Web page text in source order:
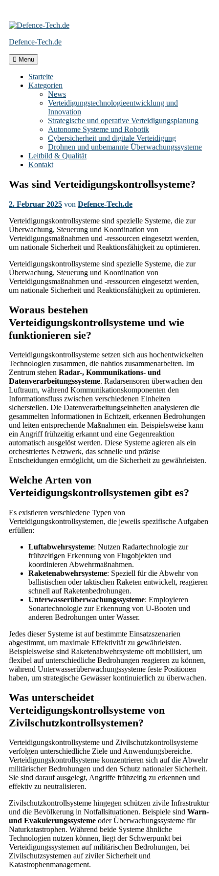
Skip
content
Defence-Tech.de
Menu
Starteite
Kategorien
News
Verteidigungstechnologieentwicklung und
Innovation
Strategische und operative Verteidigungsplanung
Autonome Systeme und Robotik
Cybersicherheit und digitale Verteidigung
Drohnen und unbemannte Überwachungssysteme
Leitbild & Qualität
Kontakt
Was sind Verteidigungskontrollsysteme?
2. Februar 2025 von Defence-Tech.de
Verteidigungskontrollsysteme sind spezielle Systeme, die zur
Überwachung, Steuerung und Koordination von
Verteidigungsmaßnahmen und -ressourcen eingesetzt werden,
um nationale Sicherheit und Reaktionsfähigkeit zu optimieren.
Verteidigungskontrollsysteme sind spezielle Systeme, die zur
Überwachung, Steuerung und Koordination von
Verteidigungsmaßnahmen und -ressourcen eingesetzt werden,
um nationale Sicherheit und Reaktionsfähigkeit zu optimieren.
Woraus bestehen
Verteidigungskontrollsysteme und wie
funktionieren sie?
Verteidigungskontrollsysteme setzen sich aus hochentwickelten
Technologien zusammen, die nahtlos zusammenarbeiten. Im
Zentrum stehen Radar-, Kommunikations- und
Datenverarbeitungssysteme. Radarsensoren überwachen den
Luftraum, während Kommunikationskomponenten den
Informationsfluss zwischen verschiedenen Einheiten
sicherstellen. Die Datenverarbeitungseinheiten analysieren die
gesammelten Informationen in Echtzeit, erkennen Bedrohungen
und leiten entsprechende Maßnahmen ein. Beispielsweise kann
ein Angriff frühzeitig erkannt und eine Gegenreaktion
automatisch ausgelöst werden. Diese Systeme agieren als ein
orchestriertes Netzwerk, das schnelle und präzise
Entscheidungen ermöglicht, um die Sicherheit zu gewährleisten.
Welche Arten von
Verteidigungskontrollsystemen gibt es?
Es existieren verschiedene Typen von
Verteidigungskontrollsystemen, die jeweils spezifische Aufgaben
erfüllen:
Luftabwehrsysteme: Nutzen Radartechnologie zur
frühzeitigen Erkennung von Flugobjekten und
koordinieren Abwehrmaßnahmen.
Raketenabwehrsysteme: Speziell für die Abwehr von
ballistischen oder taktischen Raketen entwickelt, reagieren
schnell auf Raketenbedrohungen.
Unterwasserüberwachungssysteme: Employieren
Sonartechnologie zur Erkennung von U-Booten und
anderen Bedrohungen unter Wasser.
Jedes dieser Systeme ist auf bestimmte Einsatzszenarien
abgestimmt, um maximale Effektivität zu gewährleisten.
Beispielsweise sind Raketenabwehrsysteme oft mobilisiert, um
flexibel auf unterschiedliche Bedrohungen reagieren zu können,
während Unterwasserüberwachungssysteme feste Positionen
haben, um strategische Gewässer kontinuierlich zu überwachen.
Was unterscheidet
Verteidigungskontrollsysteme von
Zivilschutzkontrollsystemen?
Verteidigungskontrollsysteme und Zivilschutzkontrollsysteme
verfolgen unterschiedliche Ziele und Anwendungsbereiche.
Verteidigungskontrollsysteme konzentrieren sich auf die Abwehr
militärischer Bedrohungen und den Schutz nationaler Sicherheit.
Sie sind darauf ausgelegt, Angriffe frühzeitig zu erkennen und
effektiv zu neutralisieren.
Zivilschutzkontrollsysteme hingegen schützen zivile Infrastruktur
und die Bevölkerung in Notfallsituationen. Beispiele sind Warn-
und Evakuierungssysteme oder Überwachungssysteme für
Naturkatastrophen. Während beide Systeme ähnliche
Technologien nutzen können, liegt der Schwerpunkt bei
Verteidigungssystemen auf militärischen Bedrohungen, bei
Zivilschutzsystemen auf ziviler Sicherheit und
Katastrophenmanagement.